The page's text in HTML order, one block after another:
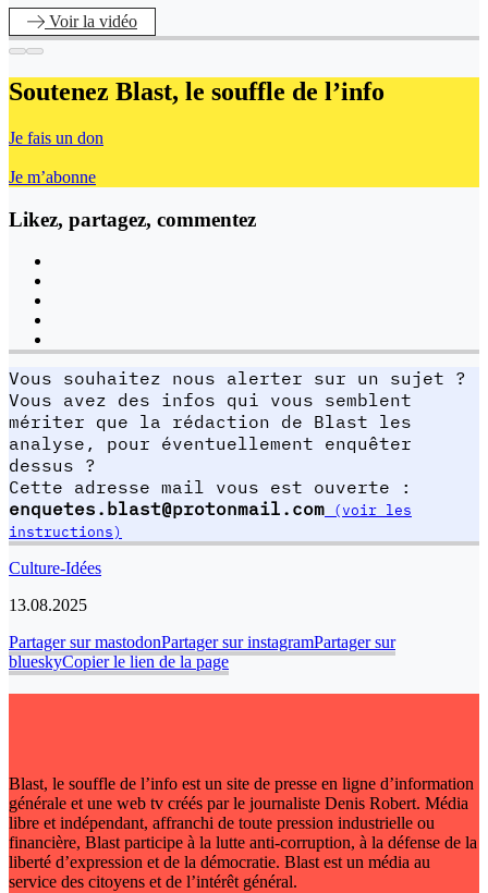
Voirla vidéo
Soutenez Blast, le souffle de l’info
Je fais un don
Je m’abonne
Likez, partagez, commentez
Vous souhaitez nous alerter sur un sujet ?
Vous avez des infos qui vous semblent
mériter que la rédaction de Blast les
analyse, pour éventuellement enquêter
dessus ?
Cette adresse mail vous est ouverte :
enquetes.blast@protonmail.com (voir les
instructions)
Culture-Idées
13.08.2025
Partager sur mastodonPartager sur instagramPartager sur
blueskyCopier le lien de la page
Blast, le souffle de l’info est un site de presse en ligne d’information
générale et une web tv créés par le journaliste Denis Robert. Média
libre et indépendant, affranchi de toute pression industrielle ou
financière, Blast participe à la lutte anti-corruption, à la défense de la
liberté d’expression et de la démocratie. Blast est un média au
service des citoyens et de l’intérêt général.